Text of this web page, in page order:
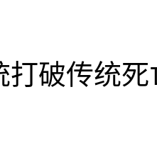
打破传统